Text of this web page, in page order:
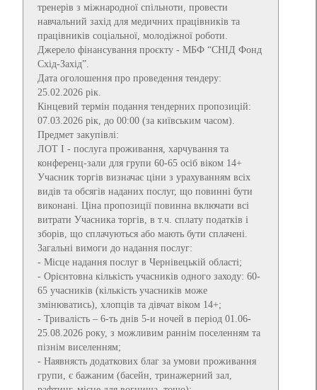
тренерів з міжнародної спільноти, провести
навчальний захід для медичних працівників та
працівників соціальної, молодіжної роботи.
Джерело фінансування проєкту - МБФ “СНІД Фонд
Схід-Захід”.
Дата оголошення про проведення тендеру:
25.02.2026 рік.
Кінцевий термін подання тендерних пропозицій:
07.03.2026 рік, до 00:00 (за київським часом).
Предмет закупівлі:
ЛОТ І - послуга проживання, харчування та
конференц-зали для групи 60-65 осіб віком 14+
Учасник торгів визначає ціни з урахуванням всіх
видів та обсягів наданих послуг, що повинні бути
виконані. Ціна пропозиції повинна включати всі
витрати Учасника торгів, в т.ч. сплату податків і
зборів, що сплачуються або мають бути сплачені.
Загальні вимоги до надання послуг:
- Місце надання послуг в Чернівецькій області;
- Орієнтовна кількість учасників одного заходу: 60-
65 учасників (кількість учасників може
змінюватись), хлопців та дівчат віком 14+;
- Тривалість – 6-ть днів 5-и ночей в період 01.06-
25.08.2026 року, з можливим раннім поселенням та
пізнім виселенням;
- Наявнясть додаткових благ за умови проживання
групи, є бажаним (басейн, тринажерний зал,